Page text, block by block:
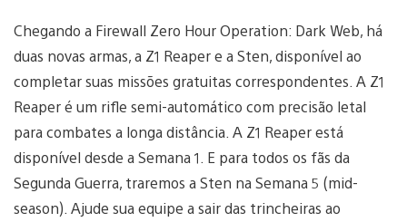
Chegando a Firewall Zero Hour Operation: Dark Web, há
duas novas armas, a Z1 Reaper e a Sten, disponível ao
completar suas missões gratuitas correspondentes. A Z1
Reaper é um rifle semi-automático com precisão letal
para combates a longa distância. A Z1 Reaper está
disponível desde a Semana 1. E para todos os fãs da
Segunda Guerra, traremos a Sten na Semana 5 (mid-
season). Ajude sua equipe a sair das trincheiras ao